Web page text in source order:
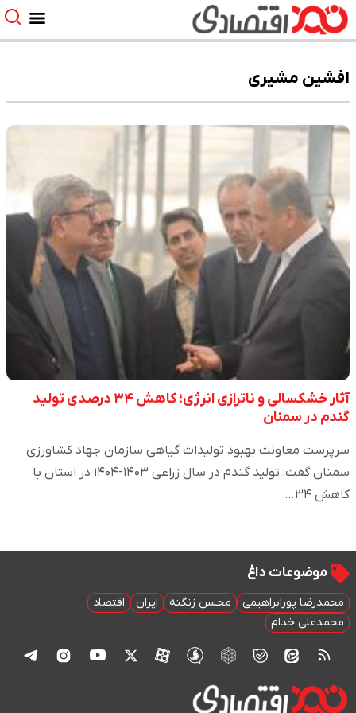
افشین مشیری
آثار خشکسالی و ناترازی انرژی؛ کاهش ۳۴ درصدی تولید
گندم در سمنان
سرپرست معاونت بهبود تولیدات گیاهی سازمان جهاد کشاورزی
سمنان گفت: تولید گندم در سال زراعی ۱۴۰۳-۱۴۰۴ در استان با
کاهش ۳۴…
موضوعات داغ
محمدرضا پورابراهیمی محسن زنگنه ایران
اقتصاد
محمدعلی خدام